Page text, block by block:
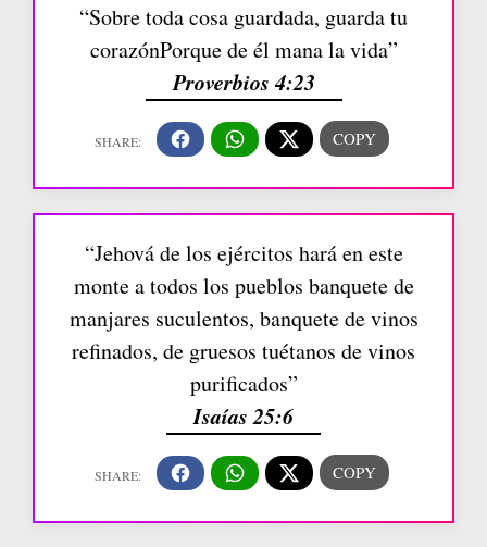
“Sobre toda cosa guardada, guarda tu
corazónPorque de él mana la vida”
Proverbios 4:23
“Jehová de los ejércitos hará en este
monte a todos los pueblos banquete de
manjares suculentos, banquete de vinos
refinados, de gruesos tuétanos de vinos
purificados”
Isaías 25:6